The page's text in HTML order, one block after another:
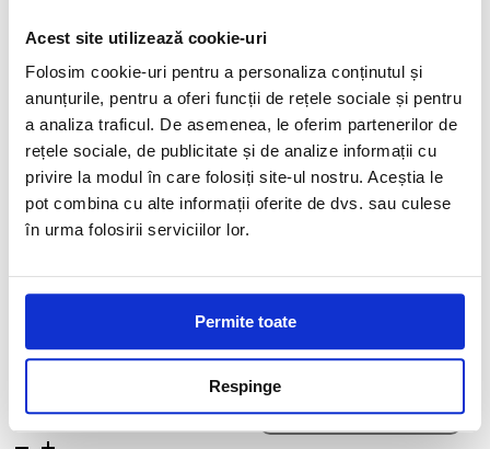
Acest site utilizează cookie-uri
Folosim cookie-uri pentru a personaliza conținutul și
anunțurile, pentru a oferi funcții de rețele sociale și pentru
a analiza traficul. De asemenea, le oferim partenerilor de
rețele sociale, de publicitate și de analize informații cu
privire la modul în care folosiți site-ul nostru. Aceștia le
pot combina cu alte informații oferite de dvs. sau culese
în urma folosirii serviciilor lor.
Permite toate
Respinge
Acasa▸Substante piatra ▸Detergenti▸Detergent acid CLEAN A
Detergent acid CLEAN A
Marca:Chim Italia Group
SKU:S0075
Cantitate
5 Kg
Cantitate Detergent acid CLEAN A